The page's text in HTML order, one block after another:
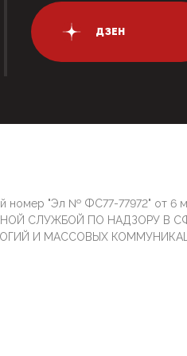
ДЗЕН
номер "Эл № ФС77-77972" от 6
СЛУЖБОЙ ПО НАДЗОРУ В
И МАССОВЫХ